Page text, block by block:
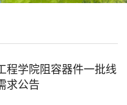
程学院阻容器件一批线
求公告